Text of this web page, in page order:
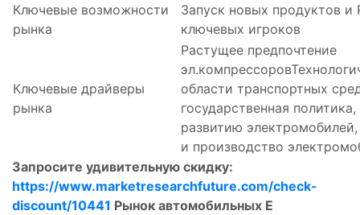
Ключевые возможности
рынка
Запуск новых продуктов и
ключевых игроков
Ключевые драйверы
рынка
Растущее предпочтение
области транспортных
государственная
развитию
и производство
Запросите удивительную скидку:
https://www.marketresearchfuture.com/check-
discount/10441 Рынок автомобильных E